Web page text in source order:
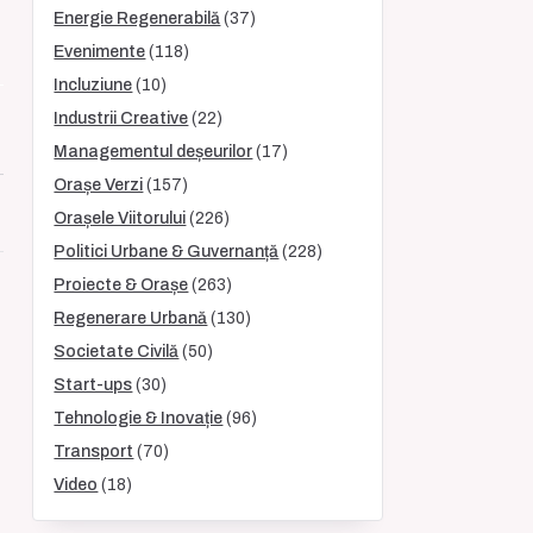
Energie Regenerabilă (37)
Evenimente (118)
Incluziune (10)
Industrii Creative (22)
Managementul deșeurilor (17)
Orașe Verzi (157)
Orașele Viitorului (226)
Politici Urbane & Guvernanță (228)
Proiecte & Orașe (263)
Regenerare Urbană (130)
Societate Civilă (50)
Start-ups (30)
Tehnologie & Inovație (96)
Transport (70)
Video (18)